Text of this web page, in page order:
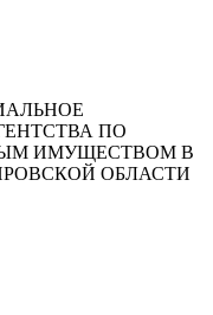
ПО
ИМУЩЕСТВОМ В
ОБЛАСТИ